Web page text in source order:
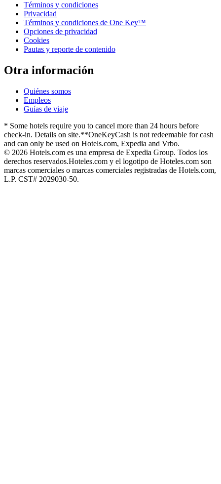
Términos y condiciones
Privacidad
Términos y condiciones de One Key™
Opciones de privacidad
Cookies
Pautas y reporte de contenido
Otra información
Quiénes somos
Empleos
Guías de viaje
* Some hotels require you to cancel more than 24 hours before
check-in. Details on site.**OneKeyCash is not redeemable for cash
and can only be used on Hotels.com, Expedia and Vrbo.
© 2026 Hotels.com es una empresa de Expedia Group. Todos los
derechos reservados.Hoteles.com y el logotipo de Hoteles.com son
marcas comerciales o marcas comerciales registradas de Hotels.com,
L.P. CST# 2029030-50.